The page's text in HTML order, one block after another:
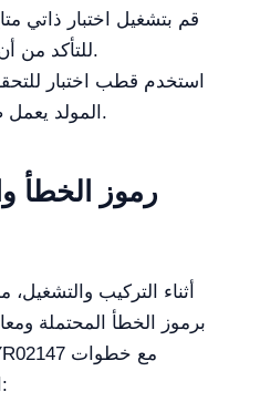
قم بتشغيل اختبار ذاتي
للتأكد من أن جميع المكونات تعمل.
استخدم قطب اختبار
المولد يعمل ضمن المعايير المحددة.
رموز الخطأ
أثناء التركيب
برموز الخطأ المحتملة
استكشاف الأخطاء وإصلاحها: